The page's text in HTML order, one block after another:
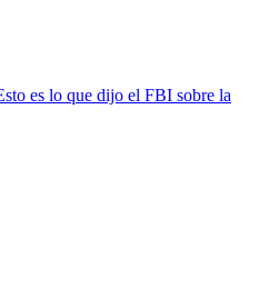
es lo que dijo el FBI sobre la